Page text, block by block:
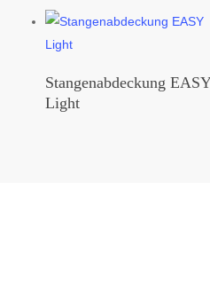
Stangenabdeckung EASY
Light